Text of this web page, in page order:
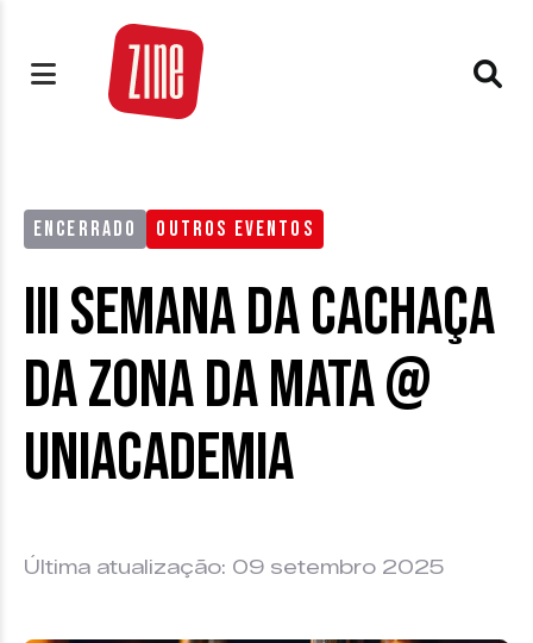
ENCERRADO OUTROS EVENTOS
III Semana da Cachaça
da Zona da Mata @
Uniacademia
Última atualização: 09 setembro 2025